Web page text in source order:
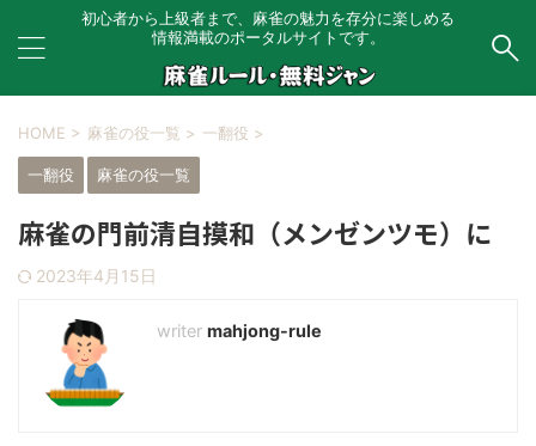
初心者から上級者まで、麻雀の魅力を存分に楽しめる
情報満載のポータルサイトです。
HOME > 麻雀の役一覧 > 一翻役 >
一翻役 麻雀の役一覧
麻雀の門前清自摸和（メンゼンツモ）に
2023年4月15日
mahjong-rule